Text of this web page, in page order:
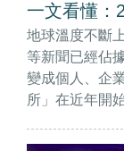
一文看懂：
地球溫度不斷
等新聞已經佔
變成個人、企
所」在近年開